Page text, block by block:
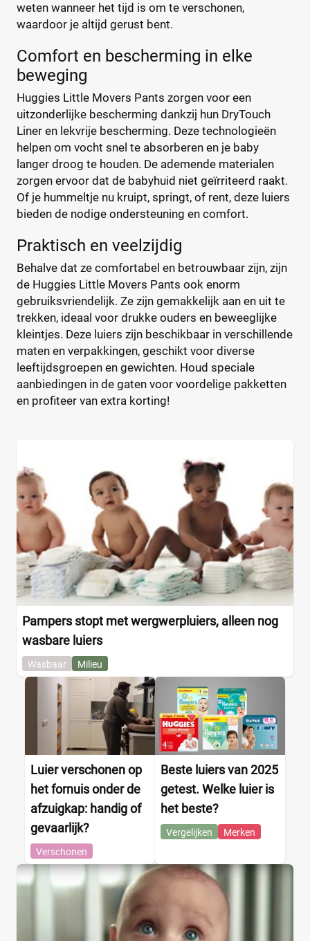
Lupilu
Mamia
Muumi
Naty
Pura
Rascal + Friends (11)
SweetCare
(3)
Tidoo (8)
Toujours
Wiona
Soort
Babyluier
Luierbroekje
Nachtluier
Zwemluier
Gewicht kind
0 20 40
Verpakking
Maandbox
Standaard pak
Voordeelpak (1)
Voorraadbox
0 (0)
(0)
13+ (0)
14+ (0)
2 (0)
2-15+ (0)
2-3
▼ +26 meer
Kenmerk
Milieuvriendelijk
Ongeparfumeerd
Urine-indicator (3)
Geslacht
Jongen
Jongen en meisje
Meisje (0)
weten wanneer het tijd is om te verschonen,
waardoor je altijd gerust bent.
Comfort en bescherming in elke
beweging
Huggies Little Movers Pants zorgen voor een
uitzonderlijke bescherming dankzij hun DryTouch
Liner en lekvrije bescherming. Deze technologieën
helpen om vocht snel te absorberen en je baby
langer droog te houden. De ademende materialen
zorgen ervoor dat de babyhuid niet geïrriteerd raakt.
Of je hummeltje nu kruipt, springt, of rent, deze luiers
bieden de nodige ondersteuning en comfort.
Praktisch en veelzijdig
Behalve dat ze comfortabel en betrouwbaar zijn, zijn
de Huggies Little Movers Pants ook enorm
gebruiksvriendelijk. Ze zijn gemakkelijk aan en uit te
trekken, ideaal voor drukke ouders en beweeglijke
kleintjes. Deze luiers zijn beschikbaar in verschillende
maten en verpakkingen, geschikt voor diverse
leeftijdsgroepen en gewichten. Houd speciale
aanbiedingen in de gaten voor voordelige pakketten
en profiteer van extra korting!
Pampers stopt met wergwerpluiers, alleen nog
wasbare luiers
Wasbaar Milieu
Luier verschonen op
het fornuis onder de
afzuigkap: handig of
gevaarlijk?
Verschonen
Beste luiers van 2025
getest. Welke luier is
het beste?
Vergelijken Merken